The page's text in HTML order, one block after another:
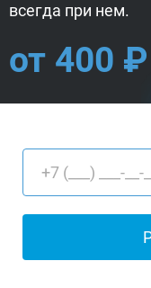
всегда при нем.
от 400 ₽